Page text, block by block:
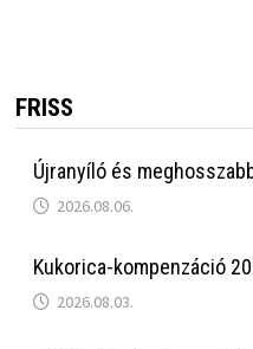
FRISS
Újranyíló és
2026.08.06.
Kukorica-kompenzáció
2026.08.03.